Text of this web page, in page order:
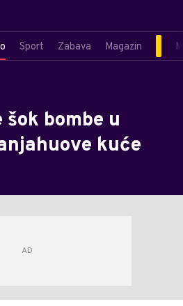
Sport Zabava Magazin
bombe u
kuće